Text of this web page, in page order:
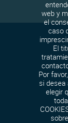
web y
el
caso
El
Por
si desea
elegir